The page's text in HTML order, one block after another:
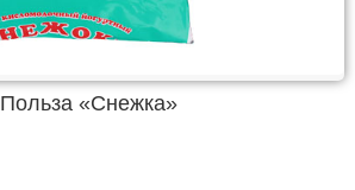
Польза «Снежка»